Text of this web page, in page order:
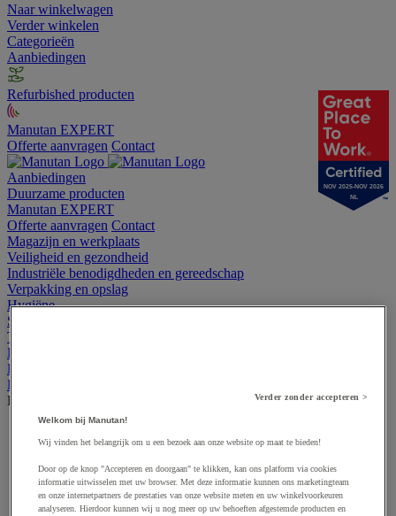
Naar winkelwagen
Verder winkelen
Categorieën
Aanbiedingen
Refurbished producten
Manutan EXPERT
Offerte aanvragen Contact
Aanbiedingen
Duurzame producten
Manutan EXPERT
Offerte aanvragen Contact
Magazijn en werkplaats
Veiligheid en gezondheid
Industriële benodigdheden en gereedschap
Verpakking en opslag
Hygiëne
Sport en vrije tijd
Terrein
Kantoor
Horeca
Buitenmeubilair
Bekijk de hele productgroep
Stedelijk meubilair
Tent en podium
Tuin- en terrasmeubilair
Tuinhuis
NOV 2025-NOV 2026
NL
Verder zonder accepteren >
Welkom bij Manutan!
Wij vinden het belangrijk om u een bezoek aan onze website op maat te bieden!
Door op de knop "Accepteren en doorgaan" te klikken, kan ons platform via cookies
informatie uitwisselen met uw browser. Met deze informatie kunnen ons marketingteam
en onze internetpartners de prestaties van onze website meten en uw winkelvoorkeuren
analyseren. Hierdoor kunnen wij u nog meer op uw behoeften afgestemde producten en